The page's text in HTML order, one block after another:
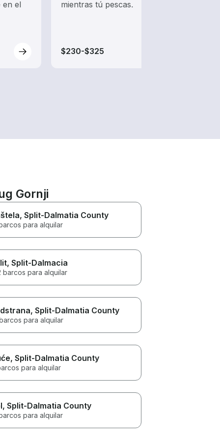
en el
mientras tú pescas.
$230-$325
Gornji
, Split-Dalmatia County
para alquilar
, Split-Dalmacia
barcos para alquilar
, Split-Dalmatia County
para alquilar
, Split-Dalmatia County
para alquilar
, Split-Dalmatia County
para alquilar